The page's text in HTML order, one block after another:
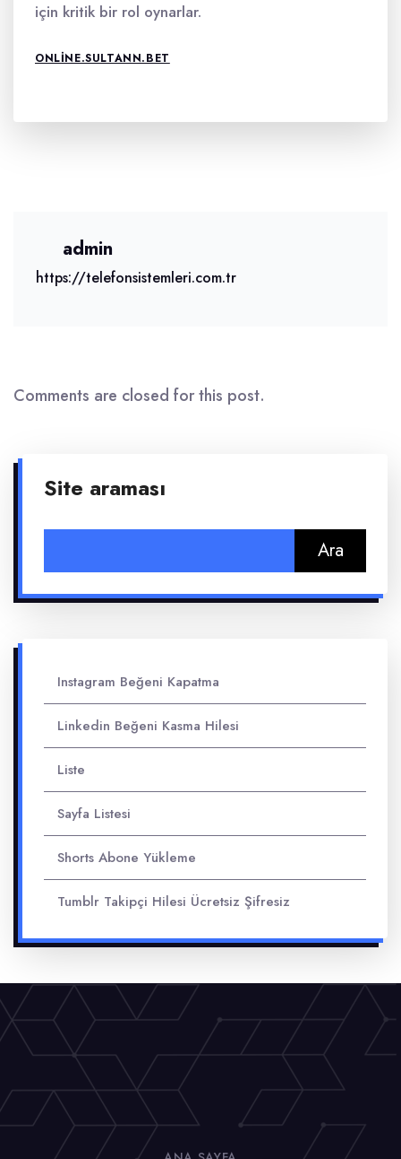
için kritik bir rol oynarlar.
ONLINE.SULTANN.BET
admin
https://telefonsistemleri.com.tr
Comments are closed for this post.
Site araması
Instagram Beğeni Kapatma
Linkedin Beğeni Kasma Hilesi
Liste
Sayfa Listesi
Shorts Abone Yükleme
Tumblr Takipçi Hilesi Ücretsiz Şifresiz